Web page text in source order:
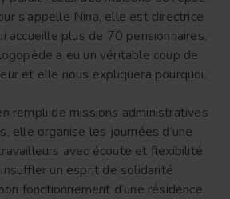
s’appelle Nina, elle est directrice
accueille plus de 70 pensionnaires.
a eu un véritable coup de
et elle nous expliquera pourquoi.
rempli de missions administratives
elle organise les journées d’une
avec écoute et flexibilité
un esprit de solidarité
fonctionnement d’une résidence.